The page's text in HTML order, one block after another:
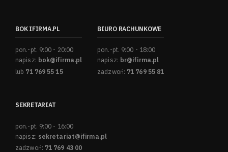
BOK IFIRMA.PL
pon.-pt. 9:00 - 20:00
napisz: bok@ifirma.pl
lub 71 769 55 15
BIURO RACHUNKOWE
pon.-pt. 9:00 - 18:00
napisz: br@ifirma.pl
zadzwoń: 71 769 55 81
SEKRETARIAT
pon.-pt. 9:00 - 16:00
napisz: sekretariat@ifirma.pl
zadzwoń: 71 769 43 00